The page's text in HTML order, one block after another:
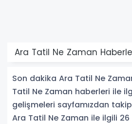
Ara Tatil Ne Zaman
Son dakika Ara Tatil Ne
Tatil Ne Zaman haberleri ile
gelişmeleri sayfamızdan
Ara Tatil Ne Zaman ile ilgili